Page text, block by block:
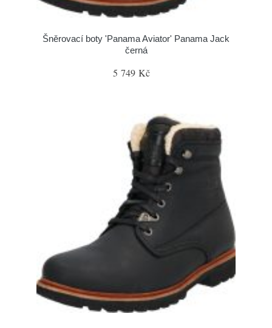
Šněrovací boty 'Panama Aviator' Panama Jack
černá
5 749 Kč